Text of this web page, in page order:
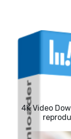
4K Video